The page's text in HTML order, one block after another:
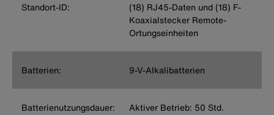
Standort-ID:
(18) RJ45-Daten und (18) F-
Koaxialstecker Remote-
Ortungseinheiten
Batterien: 9-V-Alkalibatterien
Batterienutzungsdauer: Aktiver Betrieb: 50 Std.